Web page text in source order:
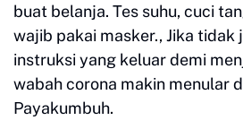
buat belanja. Tes suhu, cuci
wajib pakai masker., Jika tidak
instruksi yang keluar demi
wabah corona makin menular
Payakumbuh.